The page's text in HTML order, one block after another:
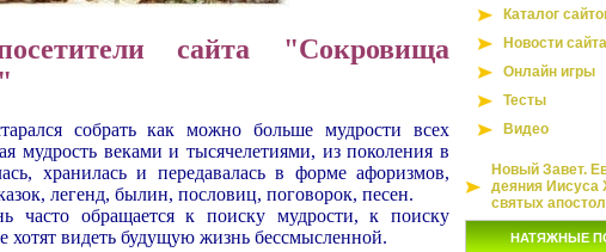
сайта "Сокровища
собрать как можно больше мудрости всех
мудрость веками и тысячелетиями, из поколения в
хранилась и передавалась в форме афоризмов,
легенд, былин, пословиц, поговорок, песен.
часто обращается к поиску мудрости, к поиску
видеть будущую жизнь бессмысленной.
Каталог
Новости сайта
Онлайн игры
Тесты
Видео
Новый Завет.
деяния Иисуса
святых
НАТЯЖНЫЕ